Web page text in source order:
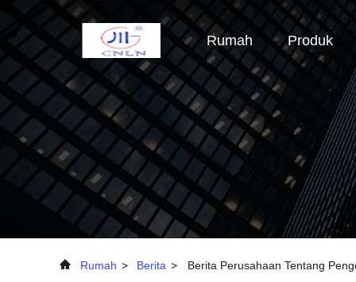
Rumah Produk
Rumah > Berita > Berita Perusahaan Tentang